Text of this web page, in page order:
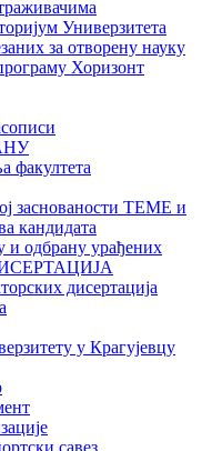
Универзитета
за отворену науку
Хоризонт
факултета
заснованости ТЕМЕ и
кандидата
и одбрану урађених
дисертација
у Крагујевцу
савез